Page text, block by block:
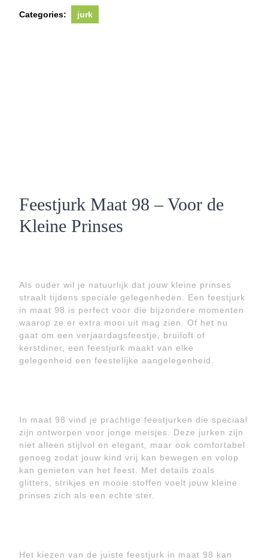
Categories: jurk
Feestjurk Maat 98 – Voor de
Kleine Prinses
Als ouder wil je natuurlijk dat jouw kleine prinses
straalt tijdens speciale gelegenheden. Een feestjurk
in maat 98 is perfect voor die bijzondere momenten
waarop ze er extra mooi uit mag zien. Of het nu
gaat om een verjaardagsfeestje, bruiloft of
kerstdiner, een feestjurk maakt van elke
gelegenheid een feestelijke aangelegenheid.
In maat 98 vind je prachtige feestjurken die speciaal
zijn ontworpen voor jonge meisjes. Deze jurken zijn
niet alleen stijlvol en elegant, maar ook comfortabel
genoeg zodat jouw kind vrij kan bewegen en volop
kan genieten van het feest. Met details zoals
glitters, strikjes en mooie stoffen voelt jouw kleine
prinses zich als een echte ster.
Het kiezen van de juiste feestjurk in maat 98 kan